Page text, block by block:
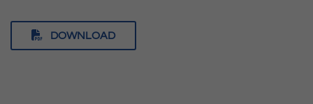
DOWNLOAD